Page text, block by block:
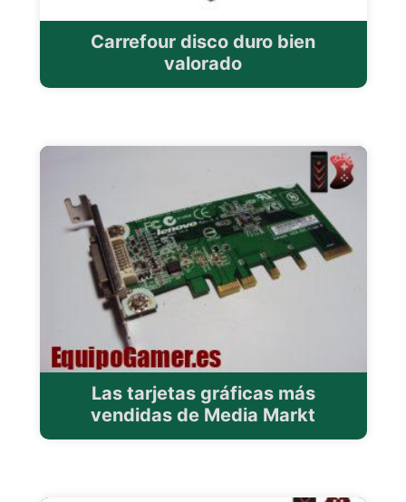
Carrefour disco duro bien
valorado
Las tarjetas gráficas más
vendidas de Media Markt